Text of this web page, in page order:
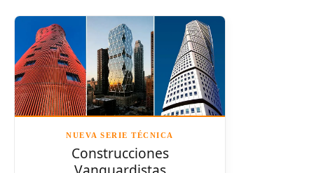
Adrian Smith
Richard Rogers
David Chipperfield
Kazuyo Sejima
Leslie E. Robertson
Félix Cándela
NUEVA SERIE TÉCNICA
Construcciones